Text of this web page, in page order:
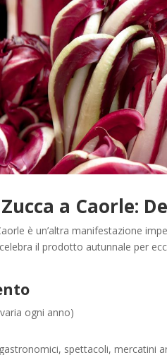
a Caorle:
è un’altra manifestazione
il prodotto autunnale per
ogni anno)
spettacoli, mercatini